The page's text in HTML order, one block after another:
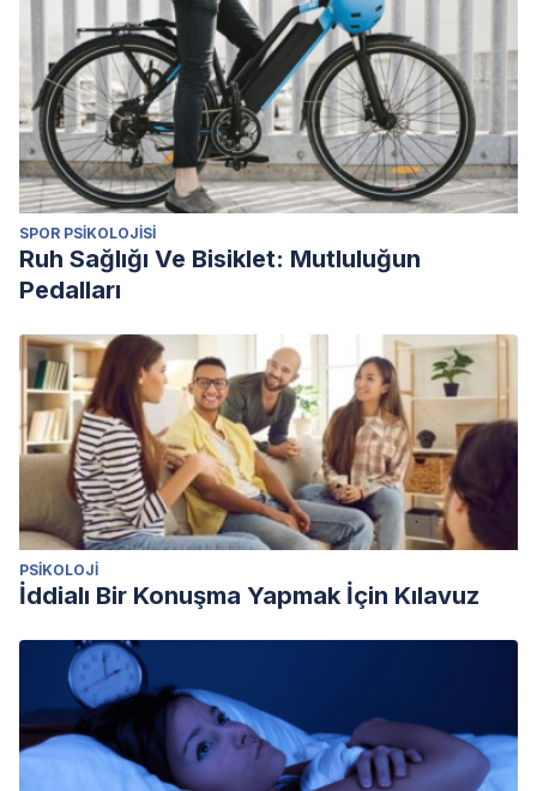
SPOR PSIKOLOJISI
Ruh Sağlığı Ve Bisiklet: Mutluluğun
Pedalları
PSIKOLOJI
İddialı Bir Konuşma Yapmak İçin Kılavuz